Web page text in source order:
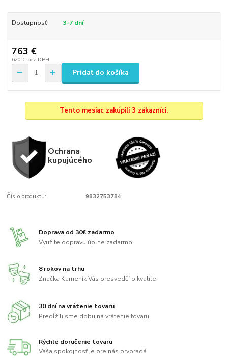
Dostupnosť 3-7 dní
763 €
620 € bez DPH
Pridať do košíka
Tento mesiac zakúpili 3 zákazníci.
Ochrana
kupujúcého
Číslo produktu: 9832753784
Doprava od 30€ zadarmo
Využite dopravu úplne zadarmo
8 rokov na trhu
Značka Kameník Vás presvedčí o kvalite
30 dní na vrátenie tovaru
Predĺžili sme dobu na vrátenie tovaru
Rýchle doručenie tovaru
Vaša spokojnosť je pre nás prvoradá